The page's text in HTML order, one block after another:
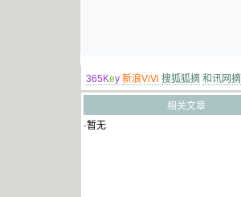
365Key 新浪ViVi 搜狐狐摘 和讯网摘
相关文章
·暂无